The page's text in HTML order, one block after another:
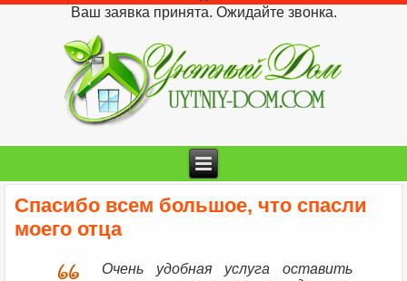
Ваш заявка принята. Ожидайте звонка.
Спасибо всем большое, что спасли
моего отца
Очень удобная услуга оставить